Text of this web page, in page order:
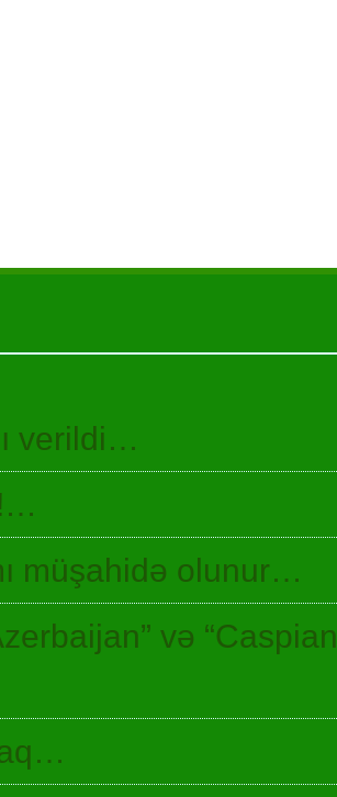
verildi…
müşahidə olunur…
və “Caspian